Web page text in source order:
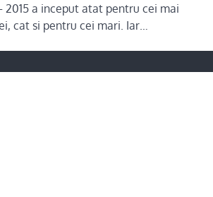
2015 a inceput atat pentru cei mai
cat si pentru cei mari. Iar…